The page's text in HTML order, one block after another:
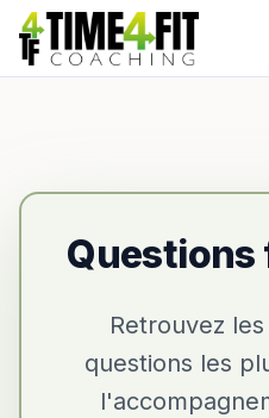
Aller au contenu principal
Questions
Retrouvez
questions les